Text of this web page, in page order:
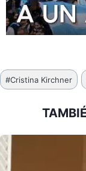
Etiquetas
de
#Cristina Kirchner